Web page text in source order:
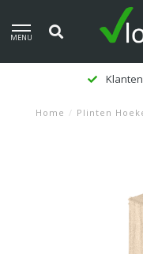
MENU
Home / Plinten